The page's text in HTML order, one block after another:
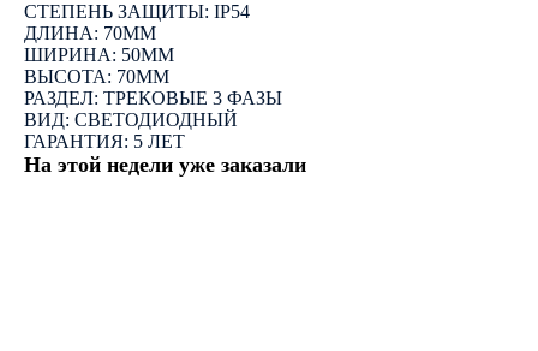
СТЕПЕНЬ ЗАЩИТЫ: IP54
ДЛИНА: 70ММ
ШИРИНА: 50ММ
ВЫСОТА: 70ММ
РАЗДЕЛ: ТРЕКОВЫЕ 3 ФАЗЫ
ВИД: СВЕТОДИОДНЫЙ
ГАРАНТИЯ: 5 ЛЕТ
На этой недели уже заказали